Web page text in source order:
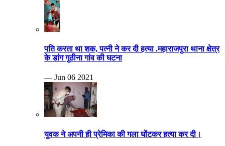
पति करता था शक, पत्नी ने कर दी हत्या .महाराजपुरा थाना क्षेत्र
के डांग गुठीना गांव की घटना
— Jun 06 2021
युवक ने अपनी ही प्रेमिका की गला घोंटकर हत्या कर दी।